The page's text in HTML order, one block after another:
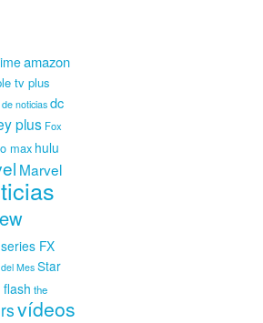
amazon
tv plus
noticiasdc
plus Fox
max hulu
Marvel
series FX
MesStar
the
vídeos